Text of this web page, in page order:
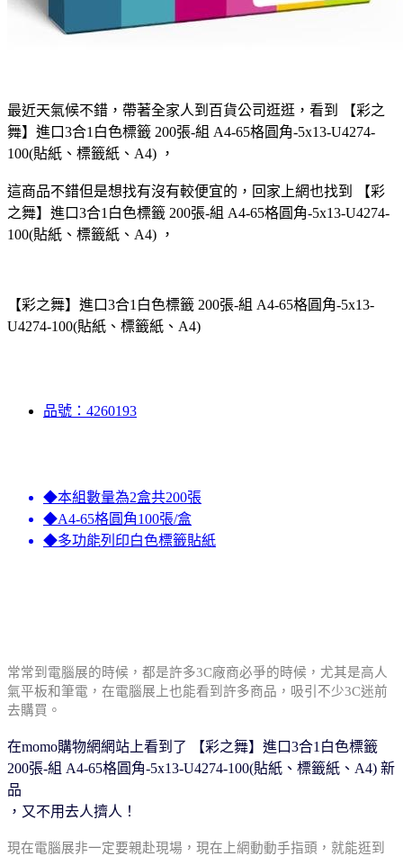
最近天氣候不錯，帶著全家人到百貨公司逛逛，看到 【彩之
舞】進口3合1白色標籤 200張-組 A4-65格圓角-5x13-U4274-
100(貼紙、標籤紙、A4) ，
這商品不錯但是想找有沒有較便宜的，回家上網也找到 【彩
之舞】進口3合1白色標籤 200張-組 A4-65格圓角-5x13-U4274-
100(貼紙、標籤紙、A4) ，
【彩之舞】進口3合1白色標籤 200張-組 A4-65格圓角-5x13-
U4274-100(貼紙、標籤紙、A4)
品號：4260193
◆本組數量為2盒共200張
◆A4-65格圓角100張/盒
◆多功能列印白色標籤貼紙
常常到電腦展的時候，都是許多3C廠商必爭的時候，尤其是高人
氣平板和筆電，在電腦展上也能看到許多商品，吸引不少3C迷前
去購買。
在momo購物網網站上看到了 【彩之舞】進口3合1白色標籤
200張-組 A4-65格圓角-5x13-U4274-100(貼紙、標籤紙、A4) 新
品
，又不用去人擠人！
現在電腦展非一定要親赴現場，現在上網動動手指頭，就能逛到